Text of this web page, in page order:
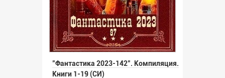
"Фантастика 2023-142". Компиляция.
Книги 1-19 (СИ)